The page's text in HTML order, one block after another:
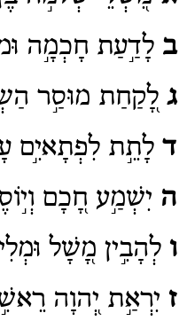
ב לָדַ֣עַת חָכְמָ֣ה
ג לָ֭קַחַת מוּסַ֣ר
ד לָתֵ֣ת לִפְתָאיִ֣ם
ה יִשְׁמַ֣ע חָ֭כָם
ו לְהָבִ֣ין מָ֭שָׁל
ז יִרְאַ֣ת יְ֭הוָה